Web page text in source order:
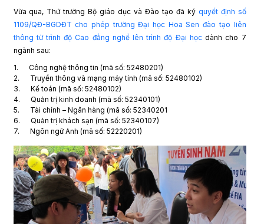
Vừa qua, Thứ trưởng Bộ giáo dục và Đào tạo đã ký quyết định số
1109/QĐ-BGDĐT cho phép trường Đại học Hoa Sen đào tạo liên
thông từ trình độ Cao đẳng nghề lên trình độ Đại họcdành cho 7
ngành sau:
1. Công nghệ thông tin (mã số: 52480201)
2. Truyền thông và mạng máy tính (mã số: 52480102)
3. Kế toán (mã số: 52480102)
4. Quản trị kinh doanh (mã số: 52340101)
5. Tài chính – Ngân hàng (mã số: 52340201
6. Quản trị khách sạn (mã số: 52340107)
7. Ngôn ngữ Anh (mã số: 52220201)